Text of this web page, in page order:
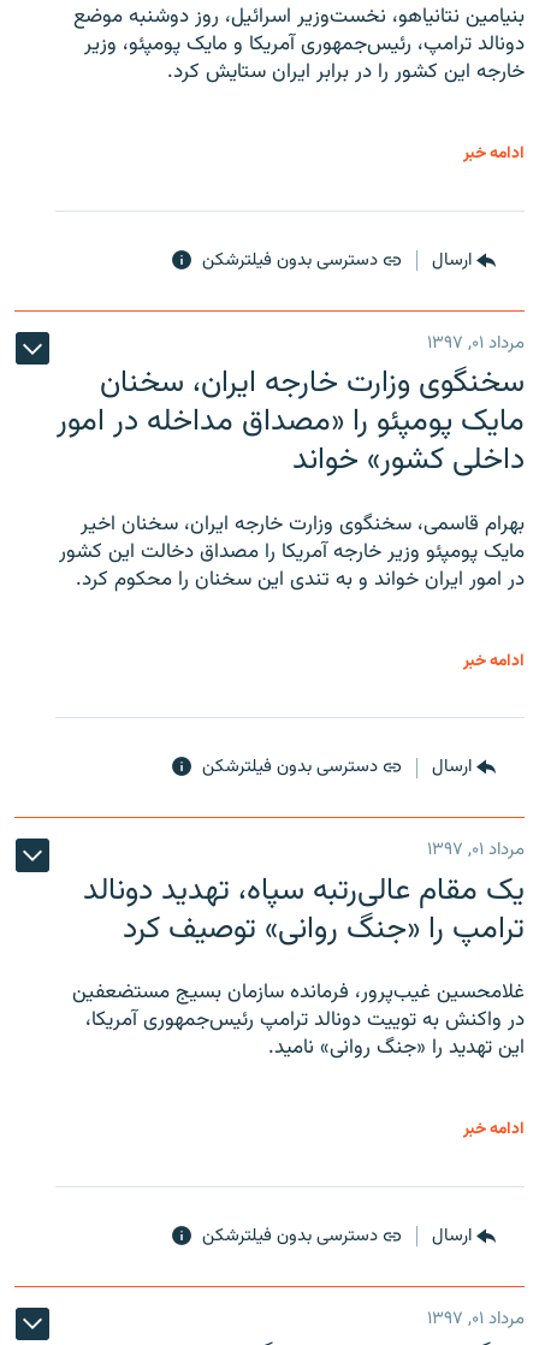
بنیامین نتانیاهو، نخست‌وزیر اسرائیل، روز دوشنبه موضع
دونالد ترامپ، رئیس‌جمهوری آمریکا و مایک پومپئو، وزیر
خارجه این کشور را در برابر ایران ستایش کرد.
ادامه خبر
ارسال دسترسی بدون فیلترشکن
مرداد ۰۱, ۱۳۹۷
سخنگوی وزارت خارجه ایران، سخنان
مایک پومپئو را «مصداق مداخله در امور
داخلی کشور» خواند
بهرام قاسمی، سخنگوی وزارت خارجه ایران، سخنان اخیر
مایک پومپئو وزیر خارجه آمریکا را مصداق دخالت این کشور
در امور ایران خواند و به تندی این سخنان را محکوم کرد.
ادامه خبر
ارسال دسترسی بدون فیلترشکن
مرداد ۰۱, ۱۳۹۷
یک مقام عالی‌رتبه سپاه، تهدید دونالد
ترامپ را «جنگ روانی» توصیف کرد
غلامحسین غیب‌پرور، فرمانده سازمان بسیج مستضعفین
در واکنش به توییت دونالد ترامپ رئیس‌جمهوری آمریکا،
این تهدید را «جنگ روانی» نامید.
ادامه خبر
ارسال دسترسی بدون فیلترشکن
مرداد ۰۱, ۱۳۹۷